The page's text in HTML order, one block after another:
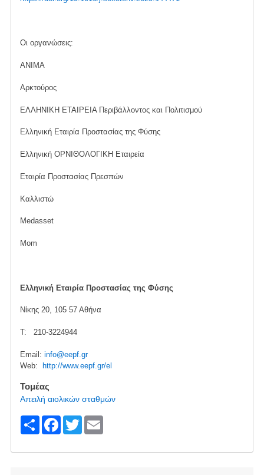
Οι οργανώσεις:
ANIMA
Αρκτούρος
ΕΛΛΗΝΙΚΗ ΕΤΑΙΡΕΙΑ Περιβάλλοντος και Πολιτισμού
Ελληνική Εταιρία Προστασίας της Φύσης
Ελληνική ΟΡΝΙΘΟΛΟΓΙΚΗ Εταιρεία
Εταιρία Προστασίας Πρεσπών
Καλλιστώ
Medasset
Mom
Ελληνική Εταιρία Προστασίας της Φύσης
Νίκης 20, 105 57 Αθήνα
Τ: 210-3224944
Email: info@eepf.gr
Web:
http://www.eepf.gr/el
Τομέας
Απειλή αιολικών σταθμών
S F T E